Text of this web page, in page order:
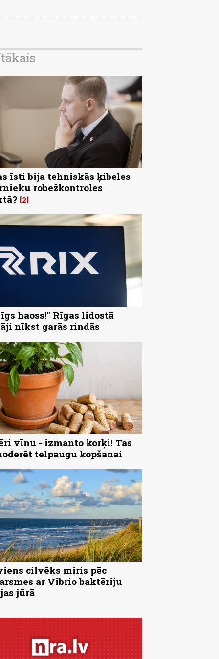
īsti bija tehniskās ķibeles
robežkontroles
2
haoss!" Rīgas lidostā
nīkst garās rindās
vīnu - izmanto korķi! Tas
telpaugu kopšanai
cilvēks miris pēc
ar Vibrio baktēriju
jūrā